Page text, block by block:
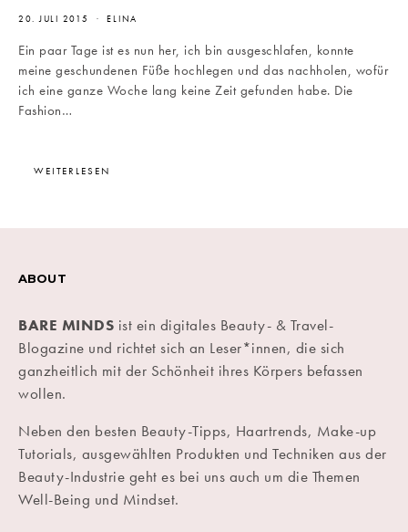
20. JULI 2015 ELINA
Ein paar Tage ist es nun her, ich bin ausgeschlafen, konnte
meine geschundenen Füße hochlegen und das nachholen, wofür
ich eine ganze Woche lang keine Zeit gefunden habe. Die
Fashion…
WEITERLESEN
ABOUT
BARE MINDS ist ein digitales Beauty- & Travel-
Blogazine und richtet sich an Leser*innen, die sich
ganzheitlich mit der Schönheit ihres Körpers befassen
wollen.
Neben den besten Beauty-Tipps, Haartrends, Make-up
Tutorials, ausgewählten Produkten und Techniken aus der
Beauty-Industrie geht es bei uns auch um die Themen
Well-Being und Mindset.